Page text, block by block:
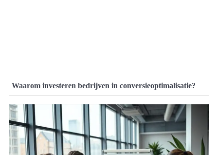
Waarom investeren bedrijven in conversieoptimalisatie?